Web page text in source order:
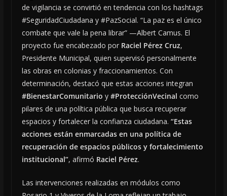
de vigilancia se convirtió en tendencia con los hashtags
#SeguridadCiudadana y #PazSocial. “La paz es el único
combate que vale la pena librar” —Albert Camus. El
proyecto fue encabezado por Raciel Pérez Cruz,
Presidente Municipal, quien supervisó personalmente
las obras en colonias y fraccionamientos. Con
determinación, destacó que estas acciones integran
#BienestarComunitario y #ProtecciónVecinal como
pilares de una política pública que busca recuperar
espacios y fortalecer la confianza ciudadana. “Estas
acciones están enmarcadas en una política de
recuperación de espacios públicos y fortalecimiento
institucional”, afirmó Raciel Pérez.
Las intervenciones realizadas en módulos como